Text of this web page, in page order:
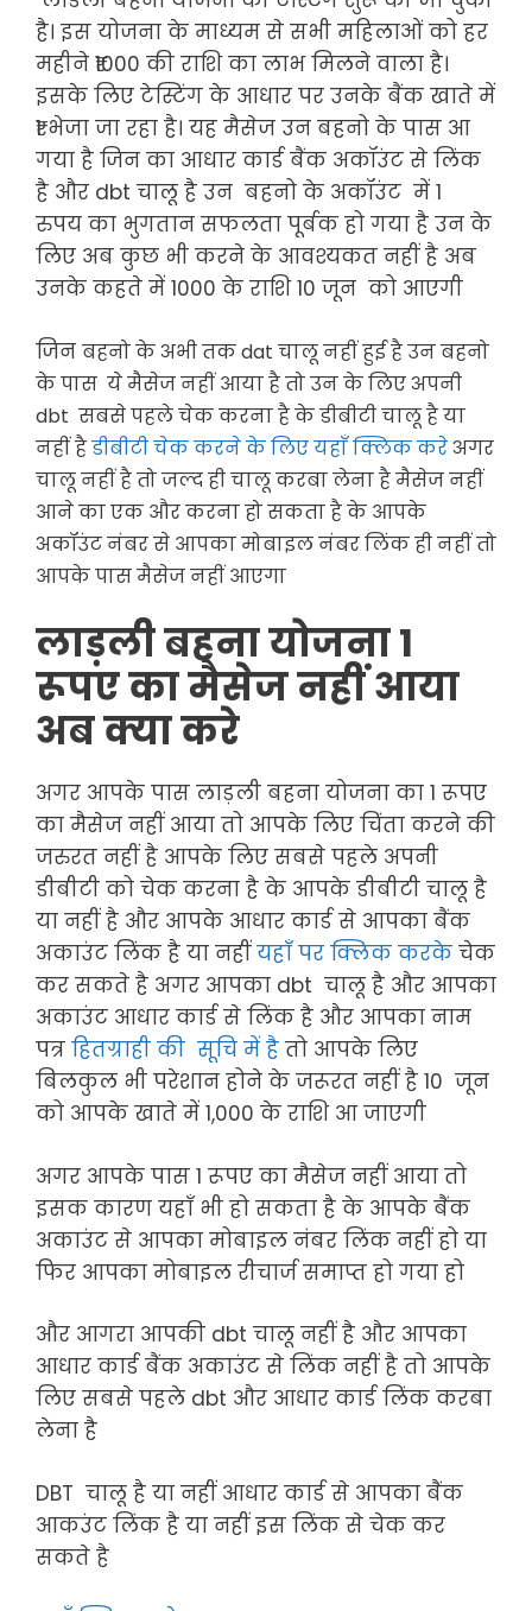
है। इस योजना के माध्यम से सभी महिलाओं को हर
महीने ₹1000 की राशि का लाभ मिलने वाला है।
इसके लिए टेस्टिंग के आधार पर उनके बैंक खाते में
₹1 भेजा जा रहा है। यह मैसेज उन बहनो के पास आ
गया है जिन का आधार कार्ड बैंक अकॉउंट से लिंक
है और dbt चालू है उन बहनो के अकॉउंट में 1
रुपय का भुगतान सफलता पूर्बक हो गया है उन के
लिए अब कुछ भी करने के आवश्यकत नहीं है अब
उनके कहते में 1000 के राशि 10 जून को आएगी
जिन बहनो के अभी तक dat चालू नहीं हुई है उन बहनो
के पास ये मैसेज नहीं आया है तो उन के लिए अपनी
dbt सबसे पहले चेक करना है के डीबीटी चालू है या
नहीं हैडीबीटी चेक करने के लिए यहाँ क्लिक करेअगर
चालू नहीं है तो जल्द ही चालू करबा लेना है मैसेज नहीं
आने का एक और करना हो सकता है के आपके
अकॉउंट नंबर से आपका मोबाइल नंबर लिंक ही नहीं तो
आपके पास मैसेज नहीं आएगा
लाड़ली बहना योजना 1
रूपए का मैसेज नहीं आया
अब क्या करे
अगर आपके पास लाड़ली बहना योजना का 1 रूपए
का मैसेज नहीं आया तो आपके लिए चिंता करने की
जरुरत नहीं है आपके लिए सबसे पहले अपनी
डीबीटी को चेक करना है के आपके डीबीटी चालू है
या नहीं है और आपके आधार कार्ड से आपका बैंक
अकाउंट लिंक है या नहींयहाँ पर क्लिक करके चेक
कर सकते है अगर आपका dbt चालू है और आपका
अकाउंट आधार कार्ड से लिंक है और आपका नाम
पत्र हितग्राही की सूचि में है तो आपके लिए
बिलकुल भी परेशान होने के जरूरत नहीं है 10 जून
को आपके खाते में 1,000 के राशि आ जाएगी
अगर आपके पास 1 रूपए का मैसेज नहीं आया तो
इसक कारण यहाँ भी हो सकता है के आपके बैंक
अकाउंट से आपका मोबाइल नंबर लिंक नहीं हो या
फिर आपका मोबाइल रीचार्ज समाप्त हो गया हो
और आगरा आपकी dbt चालू नहीं है और आपका
आधार कार्ड बैंक अकाउंट से लिंक नहीं है तो आपके
लिए सबसे पहले dbt और आधार कार्ड लिंक करबा
लेना है
DBT चालू है या नहीं आधार कार्ड से आपका बैंक
आकउंट लिंक है या नहीं इस लिंक से चेक कर
सकते है